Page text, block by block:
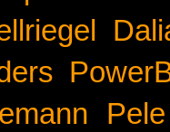
Pele